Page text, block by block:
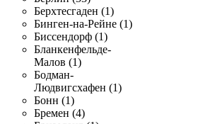
Берхтесгаден (1)
Бинген-на-Рейне (1)
Биссендорф (1)
Бланкенфельде-
Малов (1)
Бодман-
Людвигсхафен (1)
Бонн (1)
Бремен (4)